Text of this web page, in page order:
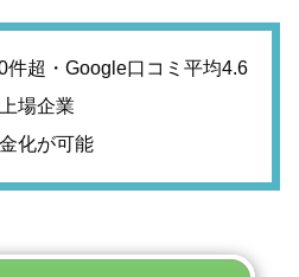
件超・Google口コミ平均4.6
場企業
化が可能